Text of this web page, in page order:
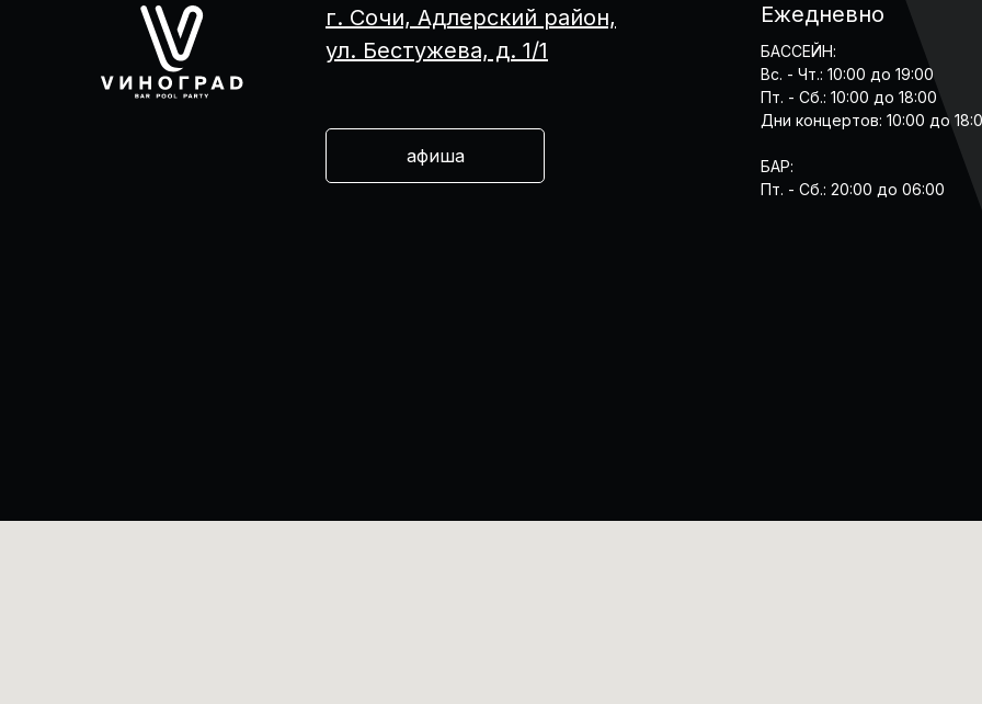
Ежедневно
БАССЕЙН:
Вс. - Чт.: 10:00 до 19:00
Пт. - Cб.: 10:00 до 18:00
Дни концертов: 10:00 до
БАР:
Пт. - Cб.: 20:00 до 06:00
г. Сочи, Адлерский район,
ул. Бестужева, д. 1/1
афиша